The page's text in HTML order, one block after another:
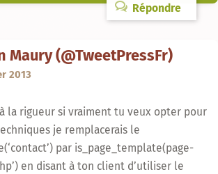
Répondre
Maury (@TweetPressFr)
2013
la rigueur si vraiment tu veux opter pour
je remplacerais le
par is_page_template(page-
en disant à ton client d’utiliser le